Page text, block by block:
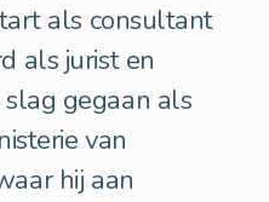
als consultant
als jurist en
slag gegaan als
van
hij aan